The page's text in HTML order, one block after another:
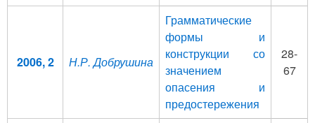
2006, 2 Н.Р. Добрушина
Грамматические
формы и
конструкции со
значением
опасения и
предостережения
28-
67